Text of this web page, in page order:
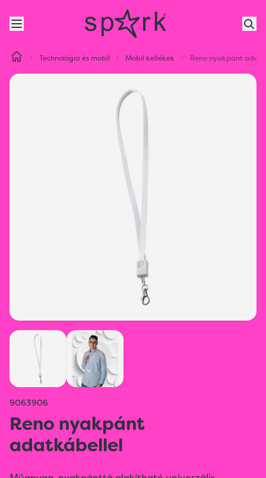
Technológia és mobil Mobil kellékek Reno nyakpánt
9063906
Reno nyakpánt
adatkábellel